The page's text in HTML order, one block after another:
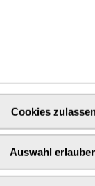
Cookies
Auswahl